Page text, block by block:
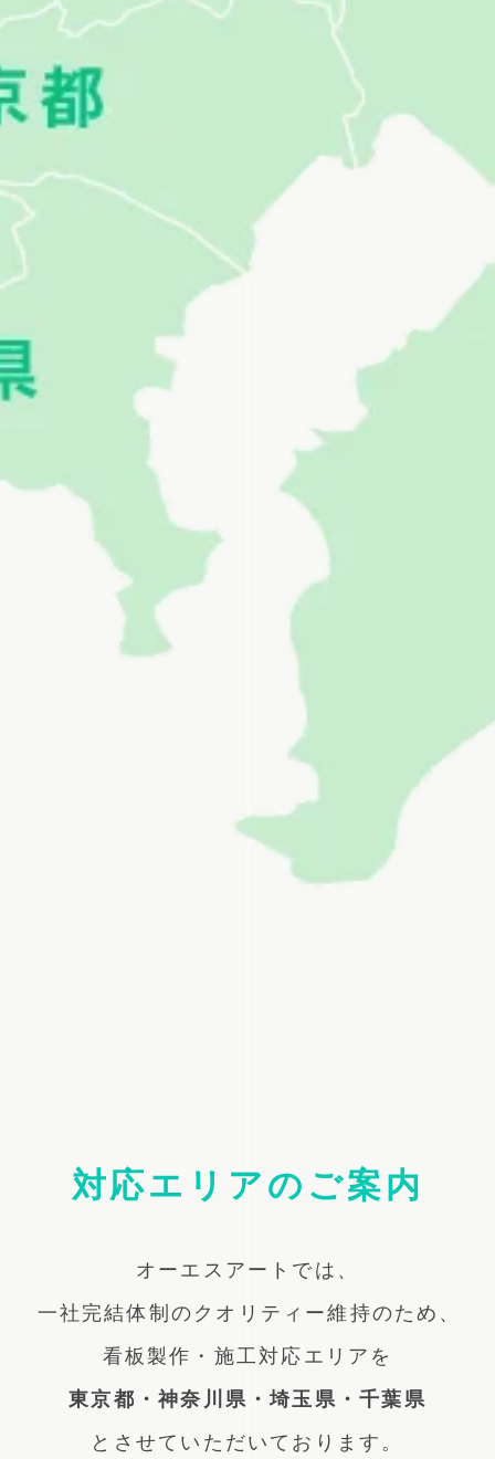
対応エリアのご案内
オーエスアートでは、
一社完結体制のクオリティー維持のため、
看板製作・施工対応エリアを
東京都・神奈川県・埼玉県・千葉県
とさせていただいております。